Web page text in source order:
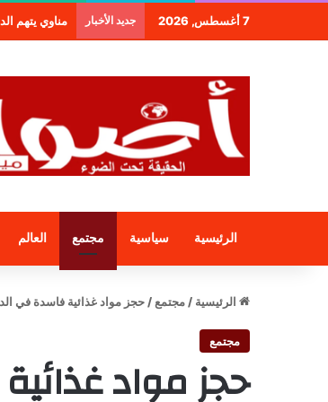
7 أغسطس, 2026 جديد الأخبار مناوي يتهم
الرئيسية سياسية مجتمع العالم
الرئيسية / مجتمع / حجز مواد غذائية فاسدة في
مجتمع
حجز مواد